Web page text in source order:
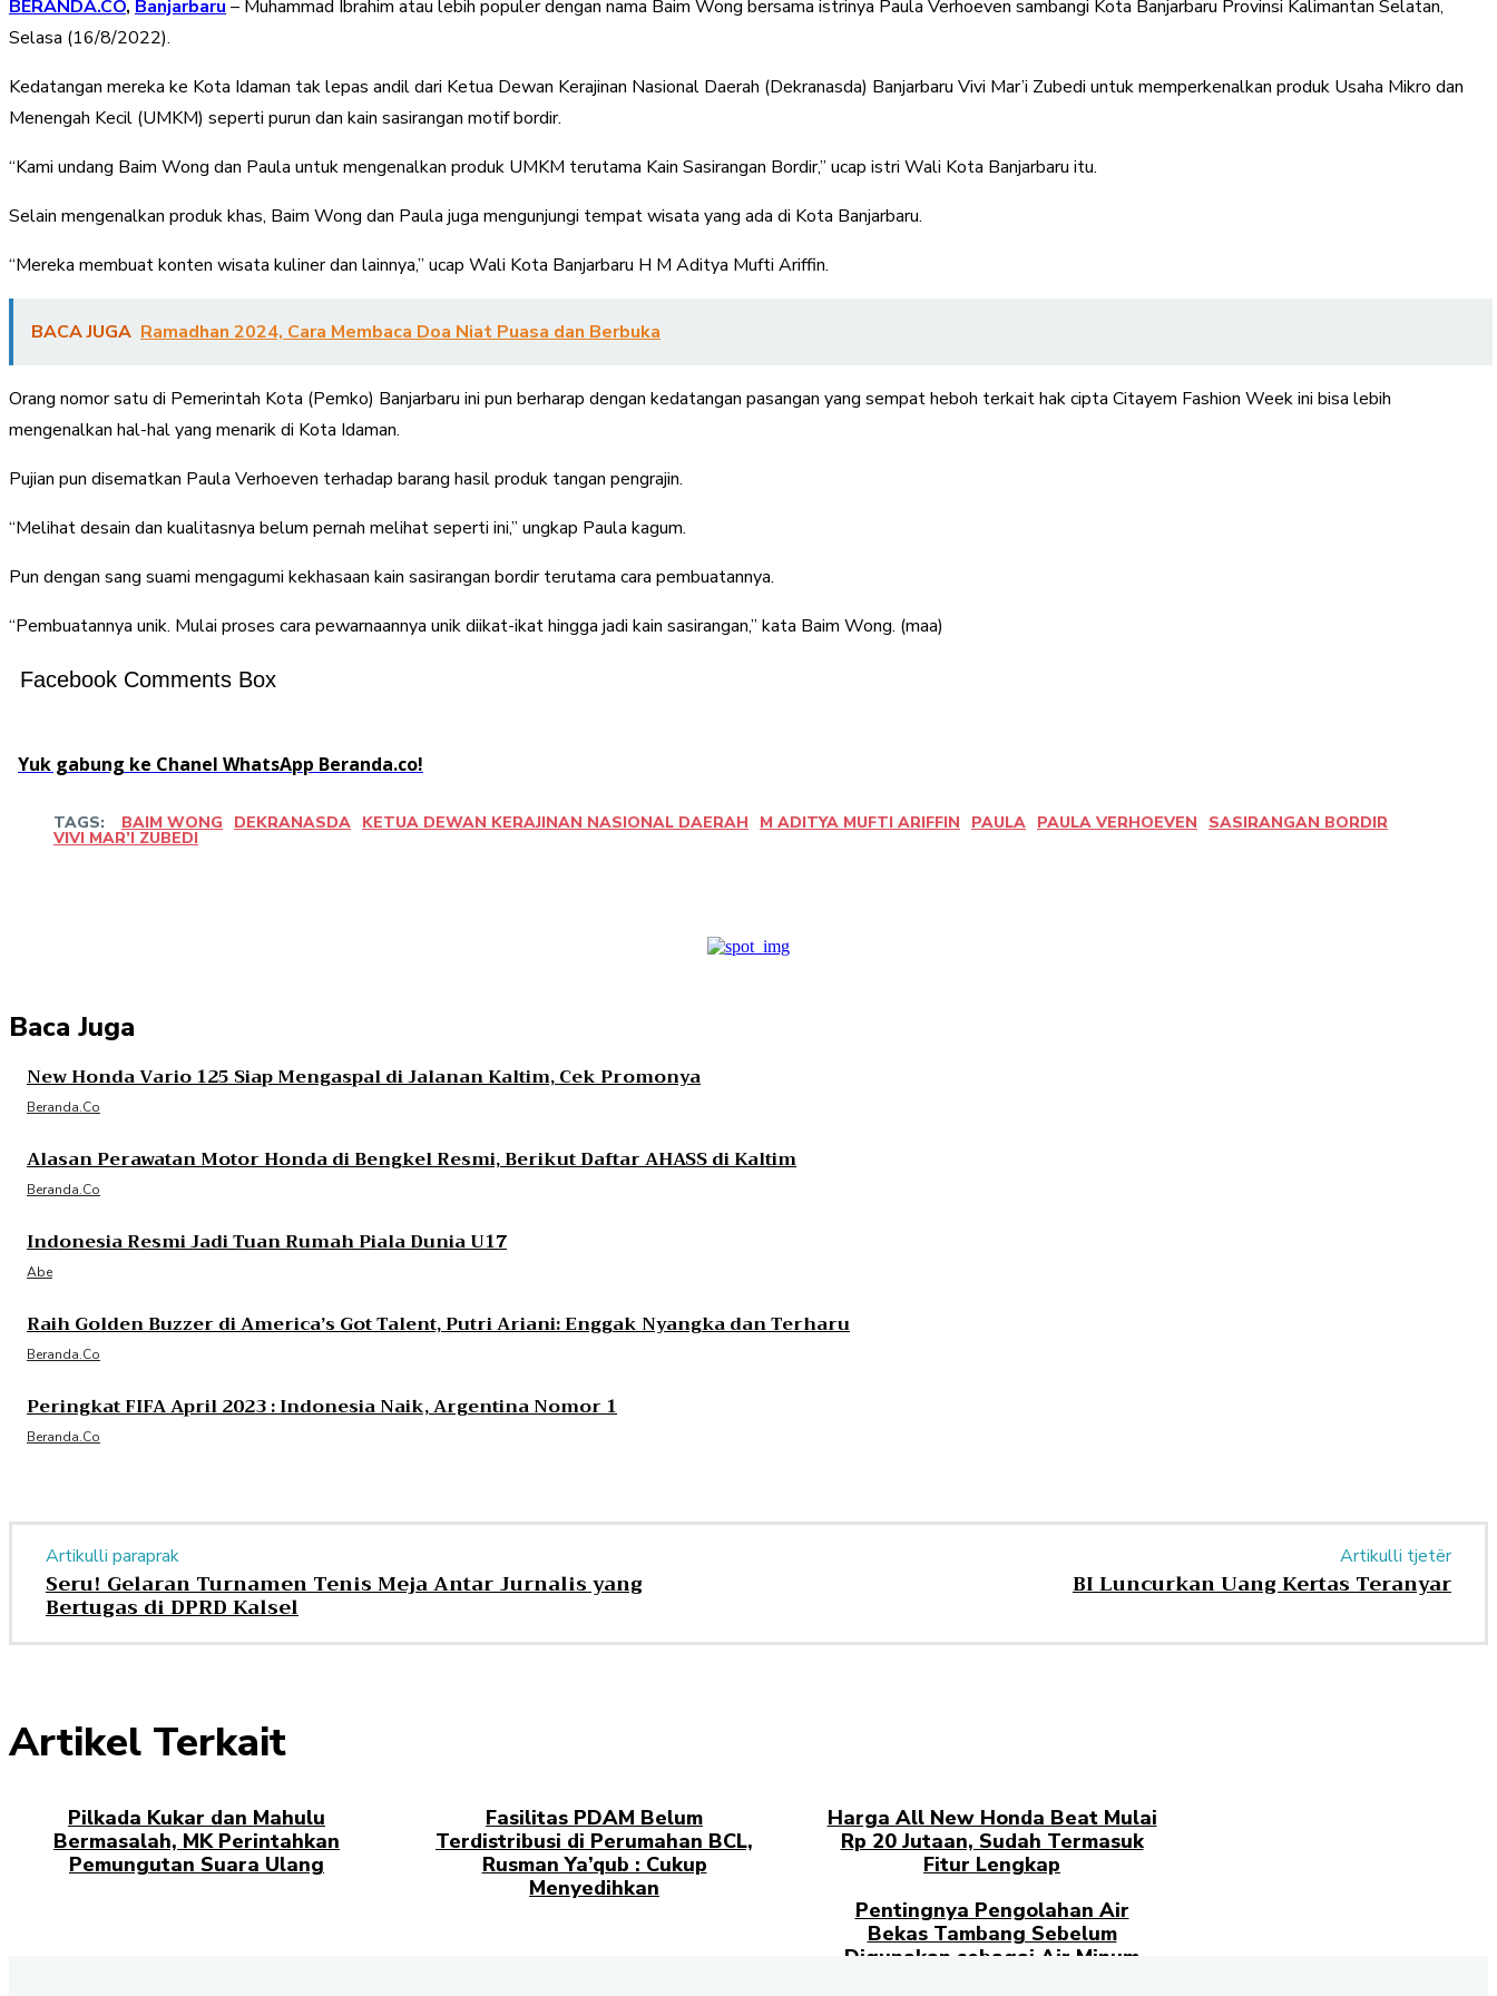
BERANDA.CO, Banjarbaru – Muhammad Ibrahim atau lebih populer dengan nama Baim Wong bersama istrinya Paula Verhoeven sambangi Kota Banjarbaru Provinsi Kalimantan Selatan,
Selasa (16/8/2022).
Kedatangan mereka ke Kota Idaman tak lepas andil dari Ketua Dewan Kerajinan Nasional Daerah (Dekranasda) Banjarbaru Vivi Mar’i Zubedi untuk memperkenalkan produk Usaha Mikro dan
Menengah Kecil (UMKM) seperti purun dan kain sasirangan motif bordir.
“Kami undang Baim Wong dan Paula untuk mengenalkan produk UMKM terutama Kain Sasirangan Bordir,” ucap istri Wali Kota Banjarbaru itu.
Selain mengenalkan produk khas, Baim Wong dan Paula juga mengunjungi tempat wisata yang ada di Kota Banjarbaru.
“Mereka membuat konten wisata kuliner dan lainnya,” ucap Wali Kota Banjarbaru H M Aditya Mufti Ariffin.
BACA JUGA Ramadhan 2024, Cara Membaca Doa Niat Puasa dan Berbuka
Orang nomor satu di Pemerintah Kota (Pemko) Banjarbaru ini pun berharap dengan kedatangan pasangan yang sempat heboh terkait hak cipta Citayem Fashion Week ini bisa lebih
mengenalkan hal-hal yang menarik di Kota Idaman.
Pujian pun disematkan Paula Verhoeven terhadap barang hasil produk tangan pengrajin.
“Melihat desain dan kualitasnya belum pernah melihat seperti ini,” ungkap Paula kagum.
Pun dengan sang suami mengagumi kekhasaan kain sasirangan bordir terutama cara pembuatannya.
“Pembuatannya unik. Mulai proses cara pewarnaannya unik diikat-ikat hingga jadi kain sasirangan,” kata Baim Wong. (maa)
Facebook Comments Box
Yuk gabung ke Chanel WhatsApp Beranda.co!
TAGS: BAIM WONG DEKRANASDA KETUA DEWAN KERAJINAN NASIONAL DAERAH M ADITYA MUFTI ARIFFIN PAULA PAULA VERHOEVEN SASIRANGAN BORDIR
VIVI MAR’I ZUBEDI
Baca Juga
New Honda Vario 125 Siap Mengaspal di Jalanan Kaltim, Cek Promonya
Beranda.co
Alasan Perawatan Motor Honda di Bengkel Resmi, Berikut Daftar AHASS di Kaltim
Beranda.co
Indonesia Resmi Jadi Tuan Rumah Piala Dunia U17
Abe
Raih Golden Buzzer di America’s Got Talent, Putri Ariani: Enggak Nyangka dan Terharu
Beranda.co
Peringkat FIFA April 2023 : Indonesia Naik, Argentina Nomor 1
Beranda.co
Artikulli paraprak
Seru! Gelaran Turnamen Tenis Meja Antar Jurnalis yang
Bertugas di DPRD Kalsel
Artikulli tjetër
BI Luncurkan Uang Kertas Teranyar
Artikel Terkait
Pilkada Kukar dan Mahulu
Bermasalah, MK Perintahkan
Pemungutan Suara Ulang
Fasilitas PDAM Belum
Terdistribusi di Perumahan BCL,
Rusman Ya’qub : Cukup
Menyedihkan
Harga All New Honda Beat Mulai
Rp 20 Jutaan, Sudah Termasuk
Fitur Lengkap
Pentingnya Pengolahan Air
Bekas Tambang Sebelum
Digunakan sebagai Air Minum